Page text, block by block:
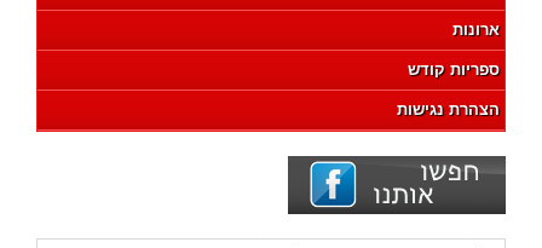
ארונות
ספריות קודש
הצהרת נגישות